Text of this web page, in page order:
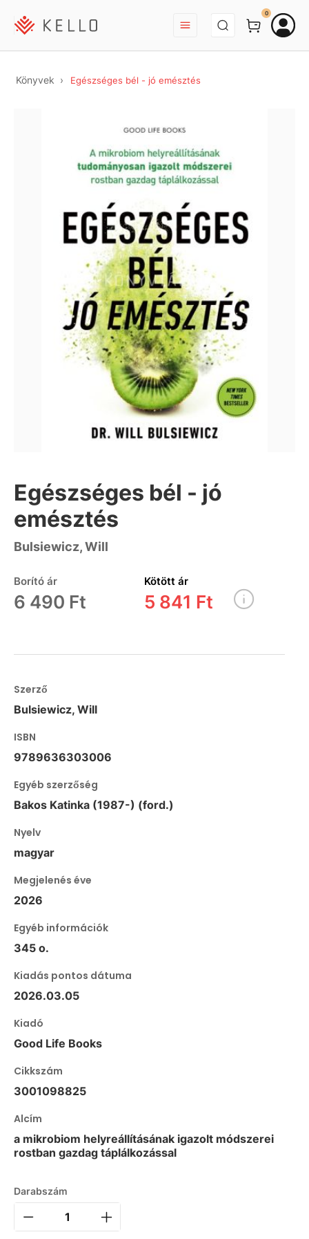
BEJELENTKEZÉS
0
Könyvek Egészséges bél - jó emésztés
Egészséges bél - jó
emésztés
Bulsiewicz, Will
Borító ár
6 490 Ft
Kötött ár
5 841 Ft
Szerző
Bulsiewicz, Will
ISBN
9789636303006
Egyéb szerzőség
Bakos Katinka (1987-) (ford.)
Nyelv
magyar
Megjelenés éve
2026
Egyéb információk
345 o.
Kiadás pontos dátuma
2026.03.05
Kiadó
Good Life Books
Cikkszám
3001098825
Alcím
a mikrobiom helyreállításának igazolt módszerei
rostban gazdag táplálkozással
Darabszám